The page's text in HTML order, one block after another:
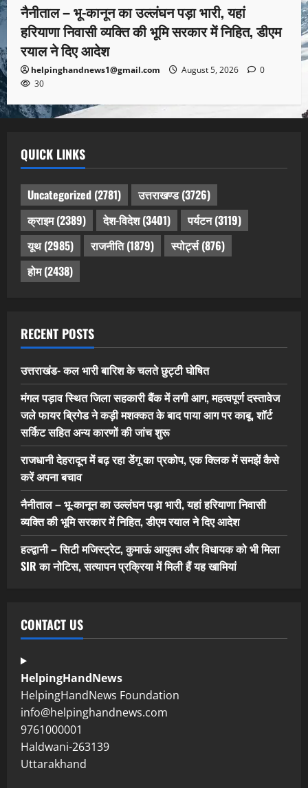
नैनीताल – भू-कानून का उल्लंघन पड़ा भारी, यहां
हरियाणा निवासी व्यक्ति की भूमि सरकार में निहित, डीएम
रयाल ने दिए आदेश
helpinghandnews1@gmail.com August 5, 2026
0
30
QUICK LINKS
Uncategorized (2781) उत्तराखण्ड(3726)
क्राइम(2389) देश-विदेश(3401) पर्यटन(3119)
यूथ(2985) राजनीति(1879) स्पोर्ट्स(876)
होम(2438)
RECENT POSTS
उत्तराखंड- कल भारी बारिश के चलते छुट्टी घोषित
मंगल पड़ाव स्थित जिला सहकारी बैंक में लगी आग, महत्वपूर्ण दस्तावेज
जले फायर ब्रिगेड ने कड़ी मशक्कत के बाद पाया आग पर काबू, शॉर्ट
सर्किट सहित अन्य कारणों की जांच शुरू
राजधानी देहरादून में बढ़ रहा डेंगू का प्रकोप, एक क्लिक में समझें कैसे
करें अपना बचाव
नैनीताल – भू-कानून का उल्लंघन पड़ा भारी, यहां हरियाणा निवासी
व्यक्ति की भूमि सरकार में निहित, डीएम रयाल ने दिए आदेश
हल्द्वानी – सिटी मजिस्ट्रेट, कुमाऊं आयुक्त और विधायक को भी मिला
SIR का नोटिस, सत्यापन प्रक्रिया में मिली हैं यह खामियां
CONTACT US
HelpingHandNews
HelpingHandNews Foundation
info@helpinghandnews.com
9761000001
Haldwani-263139
Uttarakhand